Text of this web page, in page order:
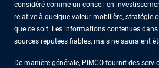
considéré comme un conseil en
relative à quelque valeur mobilière, stratégie
que ce soit. Les informations contenues
sources réputées fiables, mais ne sauraient
De manière générale, PIMCO fournit des